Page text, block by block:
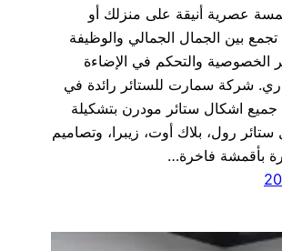
عصرية أنيقة على منزلك أو
بين الجمال الجمالي والوظيفة
الخصوصية والتحكم في الإضاءة
شركة سمارت للستائر رائدة في
جميع اشكال ستائر مودرن بتشكيلة
رول، بلاك أوت، زيبرا، وتصاميم
بأقمشة فاخرة…